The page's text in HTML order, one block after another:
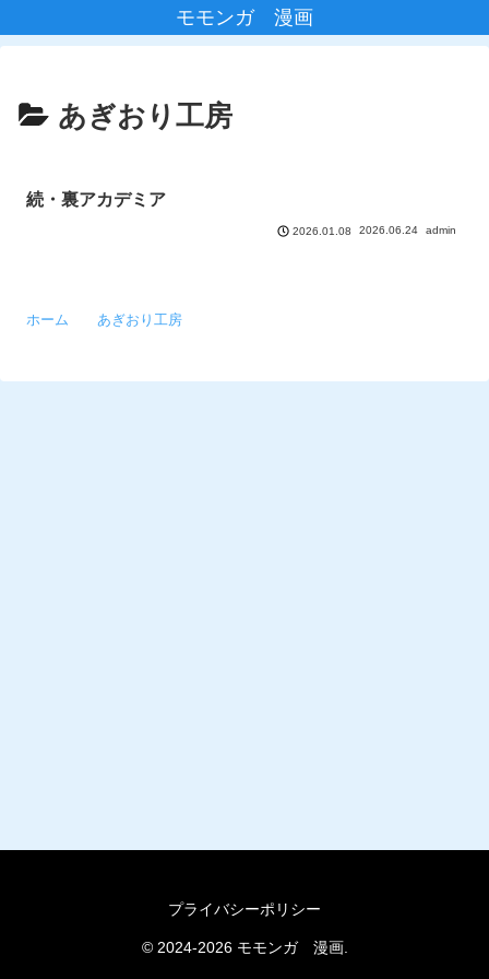
モモンガ 漫画
あぎおり工房
続・裏アカデミア
2026.01.08 2026.06.24 admin
ホーム あぎおり工房
プライバシーポリシー
© 2024-2026 モモンガ 漫画.